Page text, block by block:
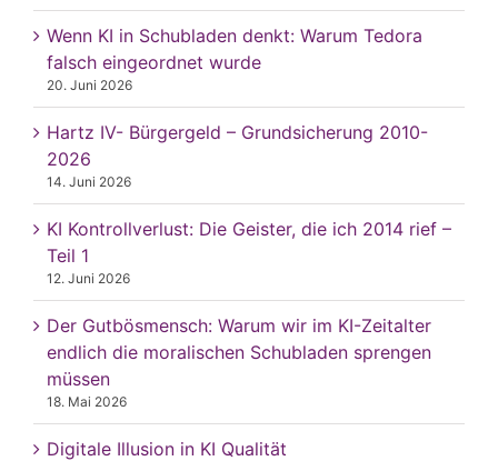
Wenn KI in Schubladen denkt: Warum Tedora
falsch eingeordnet wurde
20. Juni 2026
Hartz IV- Bürgergeld – Grundsicherung 2010-
2026
14. Juni 2026
KI Kontrollverlust: Die Geister, die ich 2014 rief –
Teil 1
12. Juni 2026
Der Gutbösmensch: Warum wir im KI-Zeitalter
endlich die moralischen Schubladen sprengen
müssen
18. Mai 2026
Digitale Illusion in KI Qualität